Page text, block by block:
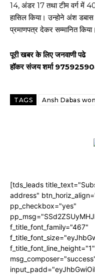
14, अंडर 17 तथा टीम वर्ग में
हासिल किया। उन्होने अंश
प्रमाणपत्र देकर सम्मानित किया।
पूरी खबर के लिए जनवाणी पढे
हॉकर संजय शर्मा
TAGS Ansh Dabas
[tds_leads
address"
pp_checkbox="yes"
f_title_font_family="467"